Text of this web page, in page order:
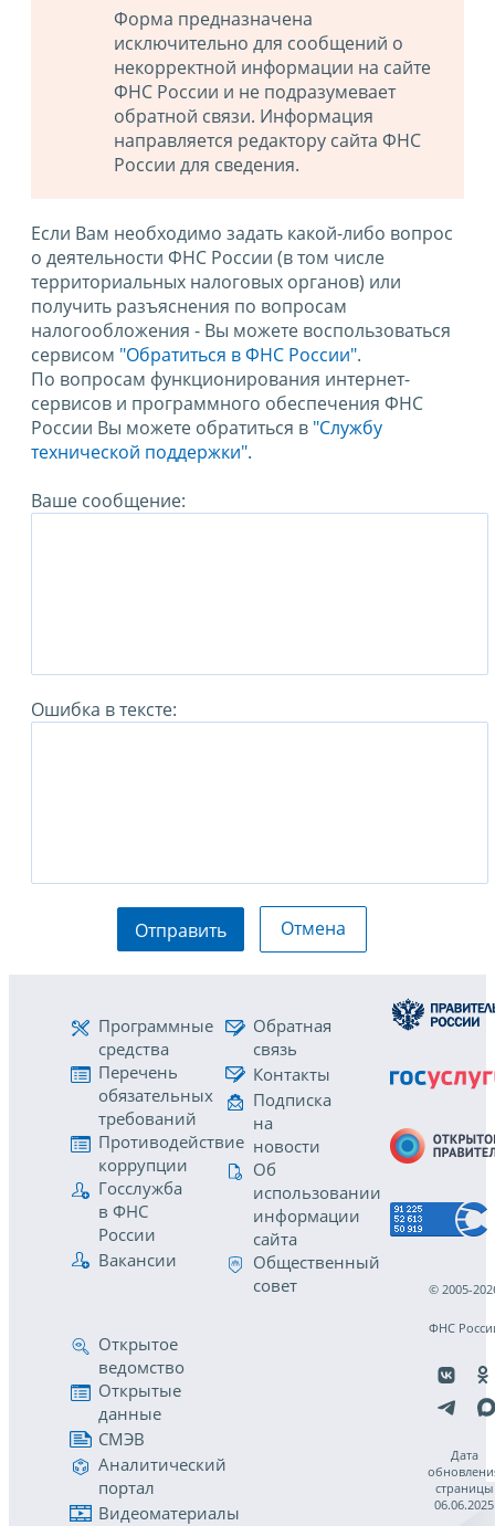
Форма предназначена
исключительно для сообщений о
некорректной информации на сайте
ФНС России и не подразумевает
обратной связи. Информация
направляется редактору сайта ФНС
России для сведения.
Если Вам необходимо задать какой-либо вопрос
о деятельности ФНС России (в том числе
территориальных налоговых органов) или
получить разъяснения по вопросам
налогообложения - Вы можете воспользоваться
сервисом "Обратиться в ФНС России".
По вопросам функционирования интернет-
сервисов и программного обеспечения ФНС
России Вы можете обратиться в "Службу
технической поддержки".
Ваше сообщение:
Ошибка в тексте:
Отправить Отмена
Программные
средства
Перечень
обязательных
требований
Противодействие
коррупции
Госслужба
в ФНС
России
Вакансии
Обратная
связь
Контакты
Подписка
на
новости
Об
использовании
информации
сайта
Общественный
совет
Открытое
ведомство
Открытые
данные
СМЭВ
Аналитический
портал
Видеоматериалы
© 2005-
ФНС
Дата
страницы
06.06.2025